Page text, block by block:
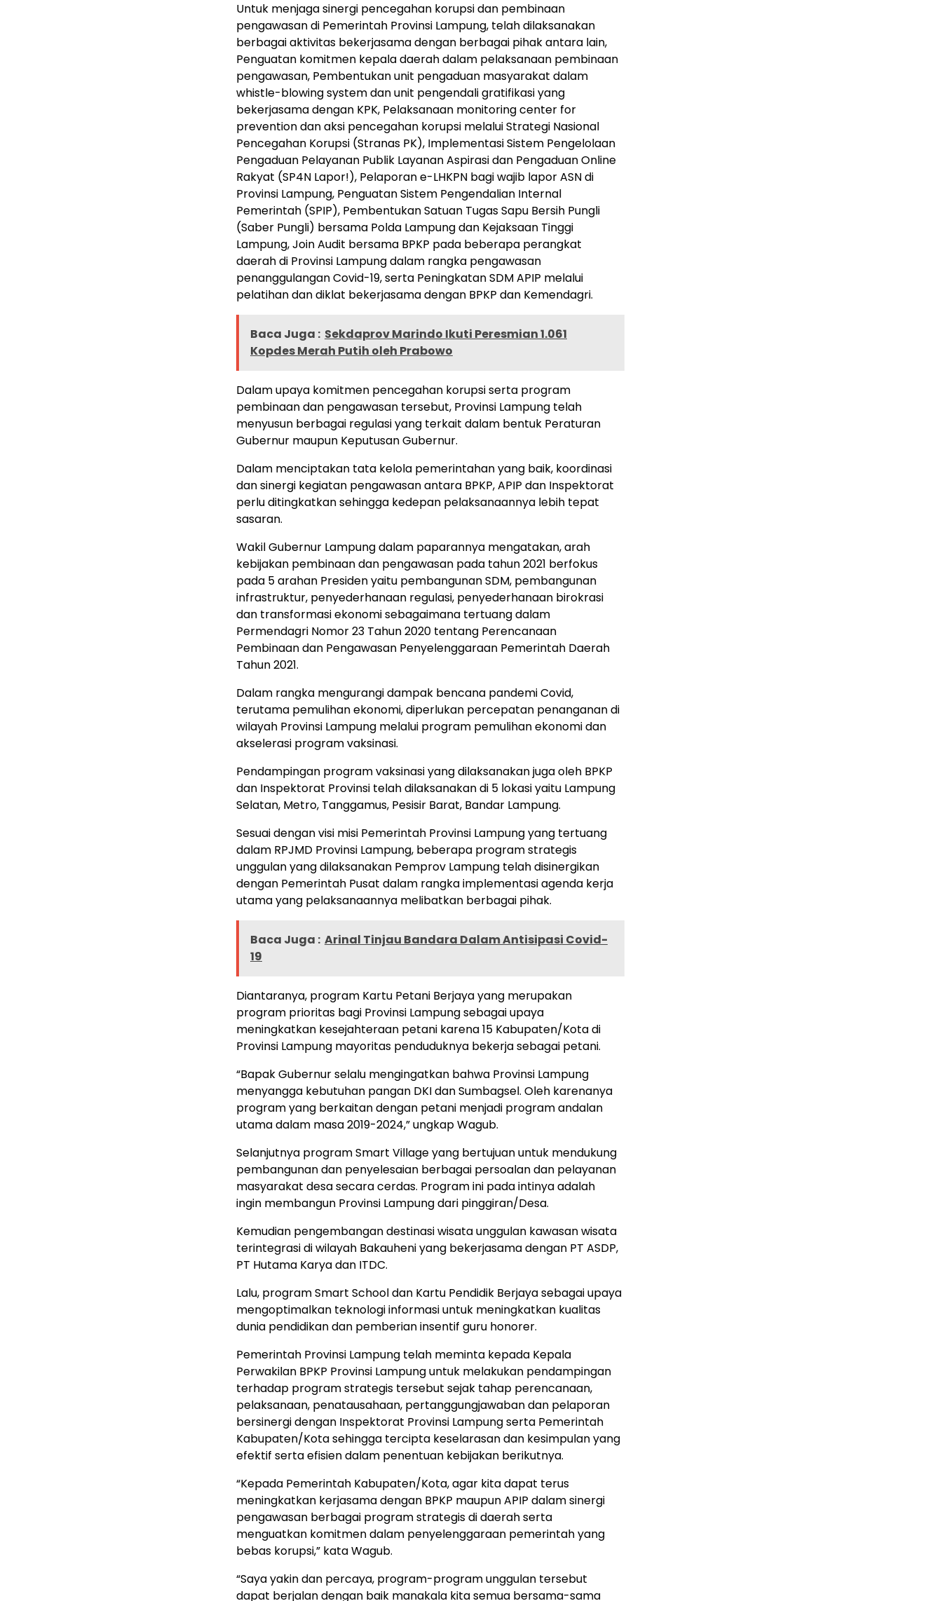
Untuk menjaga sinergi pencegahan korupsi dan pembinaan
pengawasan di Pemerintah Provinsi Lampung, telah dilaksanakan
berbagai aktivitas bekerjasama dengan berbagai pihak antara lain,
Penguatan komitmen kepala daerah dalam pelaksanaan pembinaan
pengawasan, Pembentukan unit pengaduan masyarakat dalam
whistle-blowing system dan unit pengendali gratifikasi yang
bekerjasama dengan KPK, Pelaksanaan monitoring center for
prevention dan aksi pencegahan korupsi melalui Strategi Nasional
Pencegahan Korupsi (Stranas PK), Implementasi Sistem Pengelolaan
Pengaduan Pelayanan Publik Layanan Aspirasi dan Pengaduan Online
Rakyat (SP4N Lapor!), Pelaporan e-LHKPN bagi wajib lapor ASN di
Provinsi Lampung, Penguatan Sistem Pengendalian Internal
Pemerintah (SPIP), Pembentukan Satuan Tugas Sapu Bersih Pungli
(Saber Pungli) bersama Polda Lampung dan Kejaksaan Tinggi
Lampung, Join Audit bersama BPKP pada beberapa perangkat
daerah di Provinsi Lampung dalam rangka pengawasan
penanggulangan Covid-19, serta Peningkatan SDM APIP melalui
pelatihan dan diklat bekerjasama dengan BPKP dan Kemendagri.
Baca Juga : Sekdaprov Marindo Ikuti Peresmian 1.061
Kopdes Merah Putih oleh Prabowo
Dalam upaya komitmen pencegahan korupsi serta program
pembinaan dan pengawasan tersebut, Provinsi Lampung telah
menyusun berbagai regulasi yang terkait dalam bentuk Peraturan
Gubernur maupun Keputusan Gubernur.
Dalam menciptakan tata kelola pemerintahan yang baik, koordinasi
dan sinergi kegiatan pengawasan antara BPKP, APIP dan Inspektorat
perlu ditingkatkan sehingga kedepan pelaksanaannya lebih tepat
sasaran.
Wakil Gubernur Lampung dalam paparannya mengatakan, arah
kebijakan pembinaan dan pengawasan pada tahun 2021 berfokus
pada 5 arahan Presiden yaitu pembangunan SDM, pembangunan
infrastruktur, penyederhanaan regulasi, penyederhanaan birokrasi
dan transformasi ekonomi sebagaimana tertuang dalam
Permendagri Nomor 23 Tahun 2020 tentang Perencanaan
Pembinaan dan Pengawasan Penyelenggaraan Pemerintah Daerah
Tahun 2021.
Dalam rangka mengurangi dampak bencana pandemi Covid,
terutama pemulihan ekonomi, diperlukan percepatan penanganan di
wilayah Provinsi Lampung melalui program pemulihan ekonomi dan
akselerasi program vaksinasi.
Pendampingan program vaksinasi yang dilaksanakan juga oleh BPKP
dan Inspektorat Provinsi telah dilaksanakan di 5 lokasi yaitu Lampung
Selatan, Metro, Tanggamus, Pesisir Barat, Bandar Lampung.
Sesuai dengan visi misi Pemerintah Provinsi Lampung yang tertuang
dalam RPJMD Provinsi Lampung, beberapa program strategis
unggulan yang dilaksanakan Pemprov Lampung telah disinergikan
dengan Pemerintah Pusat dalam rangka implementasi agenda kerja
utama yang pelaksanaannya melibatkan berbagai pihak.
Baca Juga : Arinal Tinjau Bandara Dalam Antisipasi Covid-
19
Diantaranya, program Kartu Petani Berjaya yang merupakan
program prioritas bagi Provinsi Lampung sebagai upaya
meningkatkan kesejahteraan petani karena 15 Kabupaten/Kota di
Provinsi Lampung mayoritas penduduknya bekerja sebagai petani.
“Bapak Gubernur selalu mengingatkan bahwa Provinsi Lampung
menyangga kebutuhan pangan DKI dan Sumbagsel. Oleh karenanya
program yang berkaitan dengan petani menjadi program andalan
utama dalam masa 2019-2024,” ungkap Wagub.
Selanjutnya program Smart Village yang bertujuan untuk mendukung
pembangunan dan penyelesaian berbagai persoalan dan pelayanan
masyarakat desa secara cerdas. Program ini pada intinya adalah
ingin membangun Provinsi Lampung dari pinggiran/Desa.
Kemudian pengembangan destinasi wisata unggulan kawasan wisata
terintegrasi di wilayah Bakauheni yang bekerjasama dengan PT ASDP,
PT Hutama Karya dan ITDC.
Lalu, program Smart School dan Kartu Pendidik Berjaya sebagai upaya
mengoptimalkan teknologi informasi untuk meningkatkan kualitas
dunia pendidikan dan pemberian insentif guru honorer.
Pemerintah Provinsi Lampung telah meminta kepada Kepala
Perwakilan BPKP Provinsi Lampung untuk melakukan pendampingan
terhadap program strategis tersebut sejak tahap perencanaan,
pelaksanaan, penatausahaan, pertanggungjawaban dan pelaporan
bersinergi dengan Inspektorat Provinsi Lampung serta Pemerintah
Kabupaten/Kota sehingga tercipta keselarasan dan kesimpulan yang
efektif serta efisien dalam penentuan kebijakan berikutnya.
“Kepada Pemerintah Kabupaten/Kota, agar kita dapat terus
meningkatkan kerjasama dengan BPKP maupun APIP dalam sinergi
pengawasan berbagai program strategis di daerah serta
menguatkan komitmen dalam penyelenggaraan pemerintah yang
bebas korupsi,” kata Wagub.
“Saya yakin dan percaya, program-program unggulan tersebut
dapat berjalan dengan baik manakala kita semua bersama-sama